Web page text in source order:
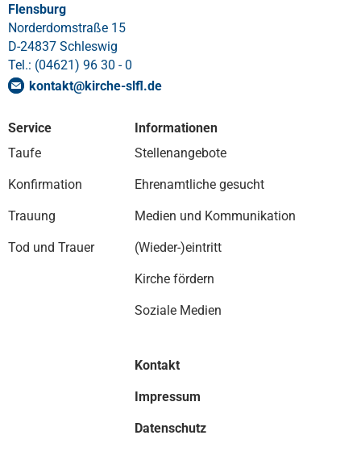
Flensburg
Norderdomstraße 15
D-24837 Schleswig
Tel.: (04621) 96 30 - 0
kontakt@kirche-slfl.de
Service
Taufe
Konfirmation
Trauung
Tod und Trauer
Informationen
Stellenangebote
Ehrenamtliche gesucht
Medien und Kommunikation
(Wieder-)eintritt
Kirche fördern
Soziale Medien
Kontakt
Impressum
Datenschutz